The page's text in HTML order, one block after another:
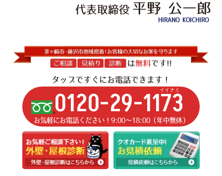
代表取締役 平野 公一郎
HIRANO KOICHIRO
タップですぐにお電話できます！
0120-29-1173
イイナミ
お気軽にお電話ください！9:00〜18:00（年中無休）